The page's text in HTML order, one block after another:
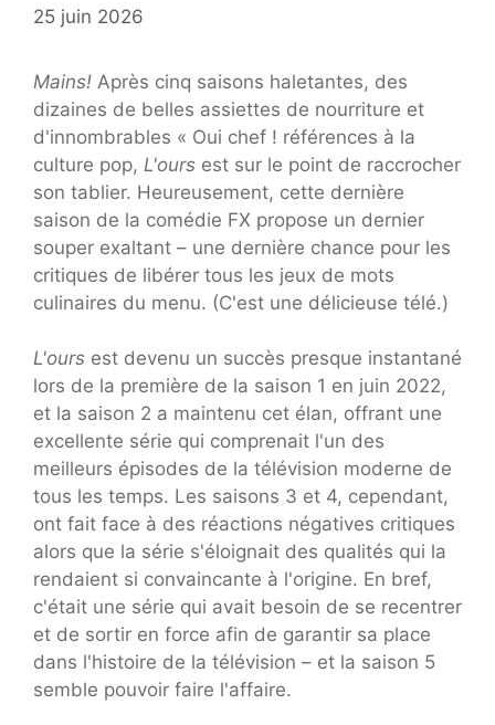
25 juin 2026
Mains! Après cinq saisons haletantes, des
dizaines de belles assiettes de nourriture et
d'innombrables « Oui chef ! références à la
culture pop, L'ours est sur le point de raccrocher
son tablier. Heureusement, cette dernière
saison de la comédie FX propose un dernier
souper exaltant – une dernière chance pour les
critiques de libérer tous les jeux de mots
culinaires du menu. (C'est une délicieuse télé.)
L'ours est devenu un succès presque instantané
lors de la première de la saison 1 en juin 2022,
et la saison 2 a maintenu cet élan, offrant une
excellente série qui comprenait l'un des
meilleurs épisodes de la télévision moderne de
tous les temps. Les saisons 3 et 4, cependant,
ont fait face à des réactions négatives critiques
alors que la série s'éloignait des qualités qui la
rendaient si convaincante à l'origine. En bref,
c'était une série qui avait besoin de se recentrer
et de sortir en force afin de garantir sa place
dans l'histoire de la télévision – et la saison 5
semble pouvoir faire l'affaire.